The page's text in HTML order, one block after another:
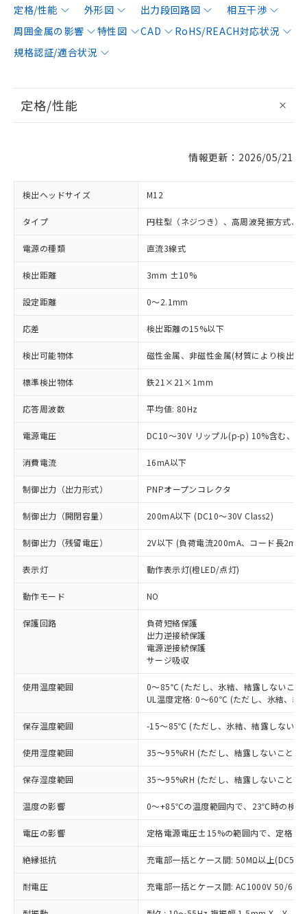
定格/性能 外形図 出力段回路図
相互干渉
周囲金属の影響
特性図 CAD
RoHS/REACH対応状況
規格認証/適合状況
定格/性能
情報更新：2026/05/21
検出ヘッドサイズ M12
タイプ 円柱型（ネジつき）、高周波発振方式、
電源の種類 直流3線式
検出距離 3mm ±10%
設定距離 0～2.1mm
応差 検出距離の15%以下
検出可能物体 磁性金属、非磁性金属(材質により検出距
標準検出物体 鉄21×21×1mm
応答周波数 平均値: 80Hz
電源電圧 DC10～30V リップル(p-p) 10%含む、
消費電流 16mA以下
制御出力（出力形式） PNPオープンコレクタ
制御出力（開閉容量） 200mA以下 (DC10～30V Class2)
制御出力（残留電圧） 2V以下 (負荷電流200mA、コード長2m時
表示灯 動作表示灯(橙LED/点灯)
動作モード NO
保護回路
負荷短絡保護
出力逆接続保護
電源逆接続保護
サージ吸収
使用温度範囲
0～85℃ (ただし、氷結、結露しないこと)
UL温度定格: 0～60℃ (ただし、氷結、結
保存温度範囲 -15～85℃ (ただし、氷結、結露しないこ
使用湿度範囲 35～95%RH (ただし、結露しないこと)
保存湿度範囲 35～95%RH (ただし、結露しないこと)
温度の影響 0～+85℃の温度範囲内で、23℃時の検
電圧の影響 定格電源電圧±15%の範囲内で、定格電
絶縁抵抗 充電部一括とケース間: 50MΩ以上
耐電圧 充電部一括とケース間: AC1000V 50/
ご利用条件
以下の条件をお読みいただき、同意のうえ
ご利用ください。
本サービスは、当社制御機器事業取扱
商品の当社在庫状況および標準価格
(税抜)を提供させていただくもので
当社制御機器事業取扱商品の中には、
本サービスの対象外となる商品もある
ことをご了承ください。
在庫状況および標準価格照会結果は、
記載している更新日時点での社内デー
※1 対応状況
対応済み：EU RoHS指令（10物質）の
非含有に対応した製品が提供可能な商品で
対応予定：EU RoHS指令（10物質）の非含
有に対応した製品に切り替える予定のある
商品です。
対応予定なし：EU RoHS指令（10物質）の
非含有に非対応の商品で、対応品を出す予
調査・確認中：EU RoHS指令（10物質）の
非含有の対応状況を調査中または確認中の
商品です。
非該当品：ライセンス料など無形物で、有
害物質有無と関係のない商品です。
いたものが、含有品と判明した場合などや
むを得ず変更することがあります。
*EU RoHS指令（10物質）：
※1 中国RoHS○×表
「○」：最大均質材料含有率が中国RoHSの
基準値以下であることを示します。
「×」：最大均質材料含有率が中国RoHSの
基準値を超えていることを示します。
為替および外国貿易法に定める商品
（以下｢規制貨物等」という）を輸出